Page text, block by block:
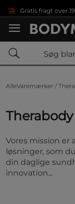
Gratis fragt over
AlleVaremærker /
Therabody
Vores mission er
løsninger, som
din daglige
innovation...